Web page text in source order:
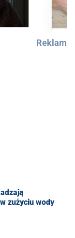
Reklama
zużyciu wody